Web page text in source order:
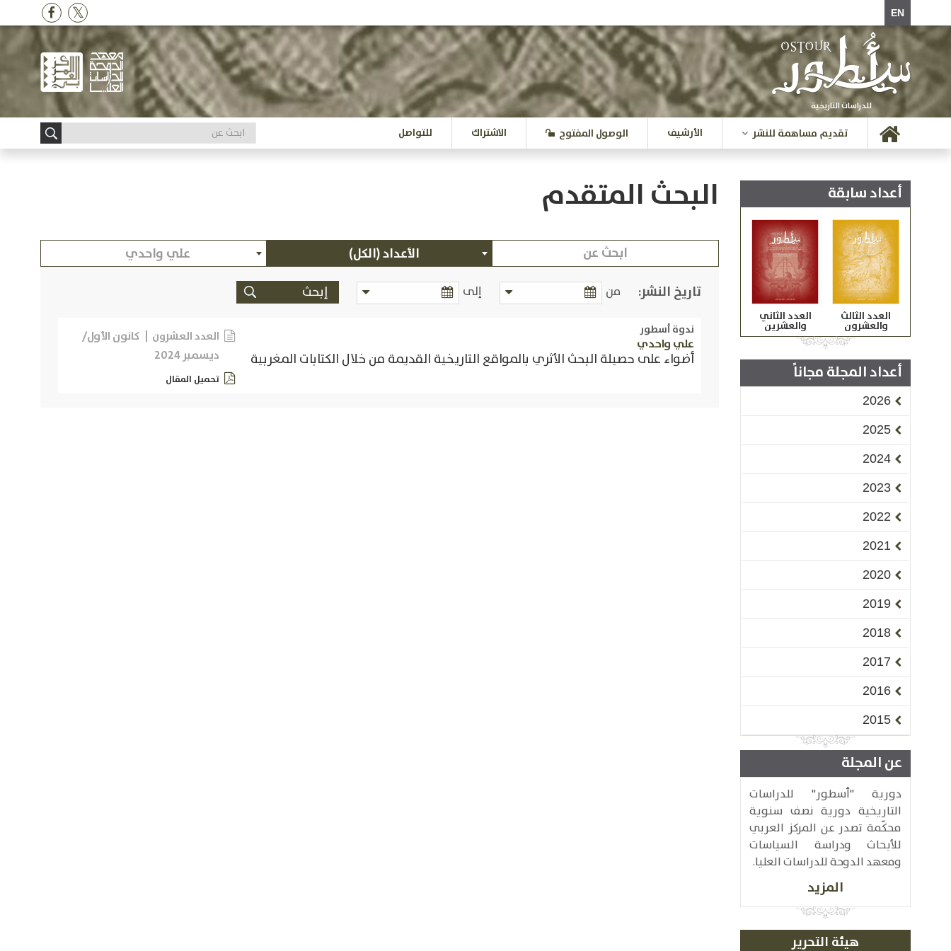
EN
للدراسات التاريخية
تقديم مساهمة للنشر الأرشيف الوصول المفتوح الاشتراك للتواصل
البحث المتقدم
الأعداد (الكل)
علي واحدي
تاريخ النشر:
من إلى
ندوة أسطور
علي واحدي
أضواء على حصيلة البحث الأثري بالمواقع التاريخية القديمة من خلال الكتابات المغربية
العدد العشرون
كانون الأول/
ديسمبر 2024
تحميل المقال
أعداد سابقة
العدد الثالث
والعشرون
العدد الثاني
والعشرين
أعداد المجلة مجاناً
2026
2025
2024
2023
2022
2021
2020
2019
2018
2017
2016
2015
عن المجلة
دورية "أسطور" للدراسات
التاريخية دورية نصف سنوية
محكّمة تصدر عن المركز العربي
للأبحاث ودراسة السياسات
ومعهد الدوحة للدراسات العليا.
المزيد
هيئة التحرير